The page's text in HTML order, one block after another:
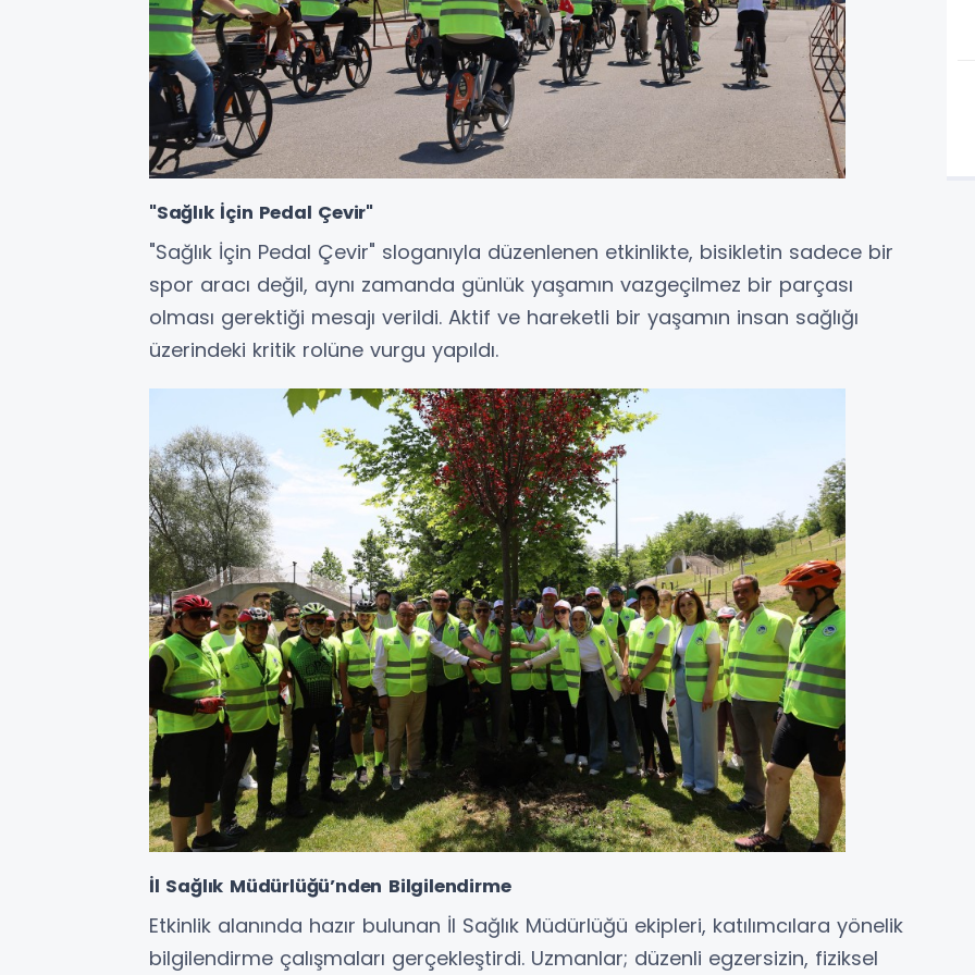
"Sağlık İçin Pedal Çevir"
"Sağlık İçin Pedal Çevir" sloganıyla düzenlenen etkinlikte, bisikletin sadece bir
spor aracı değil, aynı zamanda günlük yaşamın vazgeçilmez bir parçası
olması gerektiği mesajı verildi. Aktif ve hareketli bir yaşamın insan sağlığı
üzerindeki kritik rolüne vurgu yapıldı.
İl Sağlık Müdürlüğü’nden Bilgilendirme
Etkinlik alanında hazır bulunan İl Sağlık Müdürlüğü ekipleri, katılımcılara yönelik
bilgilendirme çalışmaları gerçekleştirdi. Uzmanlar; düzenli egzersizin, fiziksel